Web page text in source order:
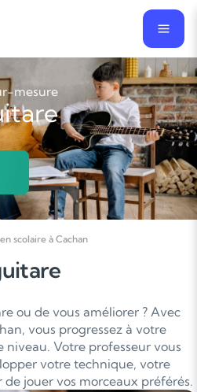
mesure
scolaire à Cachan
ou de vous améliorer ? Avec
vous progressez à votre
Votre professeur vous
votre technique, votre
jouer vos morceaux préférés.